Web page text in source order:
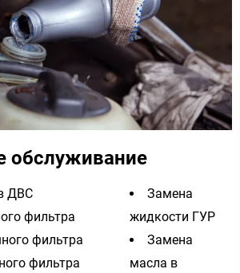
обслуживание
ДВС
фильтра
фильтра
фильтра
Замена
жидкости ГУР
Замена
масла в